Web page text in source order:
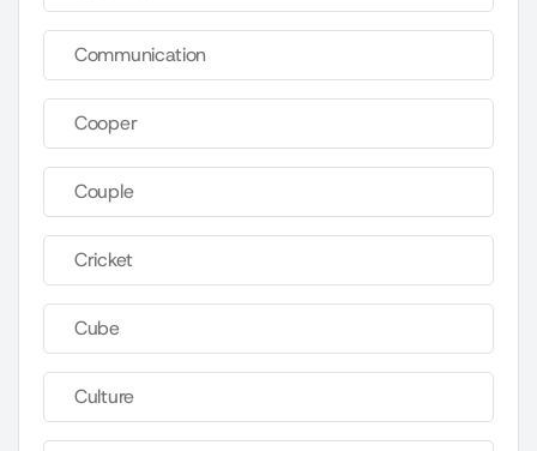
Communication
Cooper
Couple
Cricket
Cube
Culture